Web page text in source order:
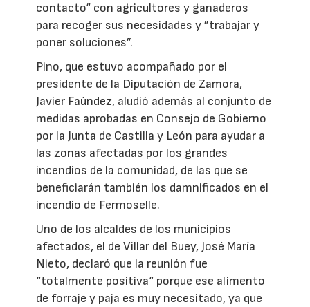
contacto“ con agricultores y ganaderos
para recoger sus necesidades y ”trabajar y
poner soluciones”.
Pino, que estuvo acompañado por el
presidente de la Diputación de Zamora,
Javier Faúndez, aludió además al conjunto de
medidas aprobadas en Consejo de Gobierno
por la Junta de Castilla y León para ayudar a
las zonas afectadas por los grandes
incendios de la comunidad, de las que se
beneficiarán también los damnificados en el
incendio de Fermoselle.
Uno de los alcaldes de los municipios
afectados, el de Villar del Buey, José María
Nieto, declaró que la reunión fue
“totalmente positiva“ porque ese alimento
de forraje y paja es muy necesitado, ya que